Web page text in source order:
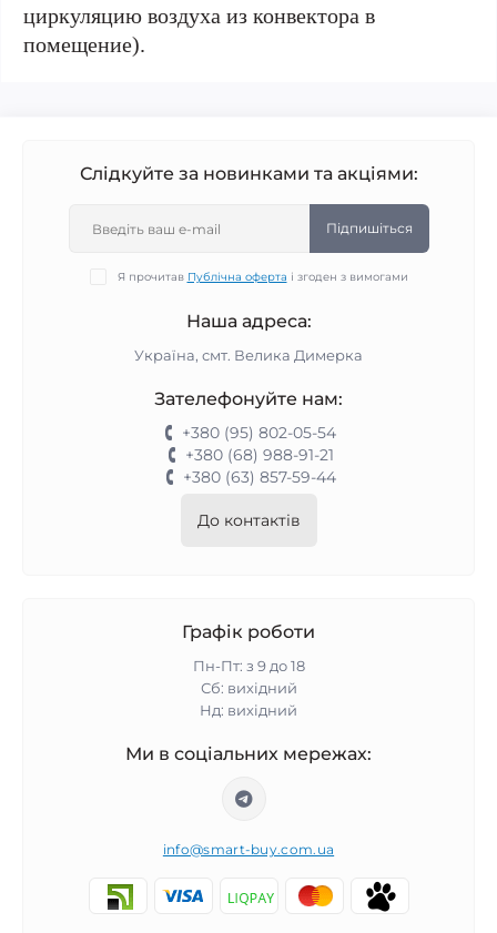
циркуляцию воздуха из конвектора в
помещение).
Слідкуйте за новинками та акціями:
Підпишіться
Я прочитав Публічна оферта і згоден з вимогами
Наша адреса:
Україна, смт. Велика Димерка
Зателефонуйте нам:
+380 (95) 802-05-54
+380 (68) 988-91-21
+380 (63) 857-59-44
До контактів
Графік роботи
Пн-Пт: з 9 до 18
Сб: вихідний
Нд: вихідний
Ми в соціальних мережах:
info@smart-buy.com.ua